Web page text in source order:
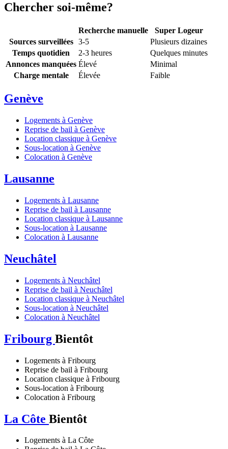
Chercher soi-même?
Recherche manuelle
Super Logeur
Sources surveillées
3-5
Plusieurs dizaines
Temps quotidien
2-3 heures
Quelques minutes
Annonces manquées Élevé
Minimal
Charge mentale
Élevée Faible
Genève
Logements à Genève
Reprise de bail à Genève
Location classique à Genève
Sous-location à Genève
Colocation à Genève
Lausanne
Logements à Lausanne
Reprise de bail à Lausanne
Location classique à Lausanne
Sous-location à Lausanne
Colocation à Lausanne
Neuchâtel
Logements à Neuchâtel
Reprise de bail à Neuchâtel
Location classique à Neuchâtel
Sous-location à Neuchâtel
Colocation à Neuchâtel
Fribourg Bientôt
Logements à Fribourg
Reprise de bail à Fribourg
Location classique à Fribourg
Sous-location à Fribourg
Colocation à Fribourg
La Côte Bientôt
Logements à La Côte